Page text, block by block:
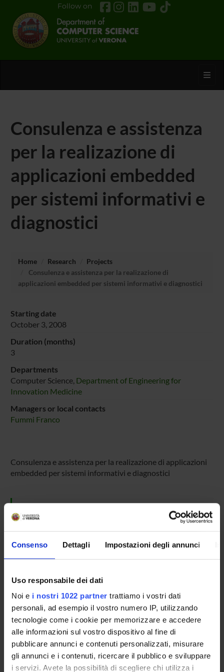
Consenso Dettagli Impostazioni degli annunci
Uso responsabile dei dati
Noi e i nostri 1022 partner trattiamo i vostri dati
personali, ad esempio il vostro numero IP, utilizzando
tecnologie come i cookie per memorizzare e accedere
alle informazioni sul vostro dispositivo al fine di
pubblicare annunci e contenuti personalizzati, misurare
gli annunci e i contenuti, ricercare il pubblico e sviluppare
i servizi. Avete la possibilità di scegliere chi utilizza i
Follow on
Consulenza e assistenza
per la realizazione di
applicazioni embedded
per sistemi informativi e
diagnostici
Home Research
Projects
Consulenza e assistenza per la realizazione di
applicazioni embedded per sistemi informativi e diagnostici
Starting date
October 3, 2008
Duration (months)
3
Departments
Computer Science, Department of Engineering for
Innovation Medicine
Managers or local contacts
Fummi Franco
Consulenza e assistenza per la realizazione di applicazioni
embedded per sistemi informativi e diagnostici
SPONSORS:
Syllabus:ART66 - Attività Commerciale
PROJECT PARTICIPANTS
Franco Fummi
Full Professor